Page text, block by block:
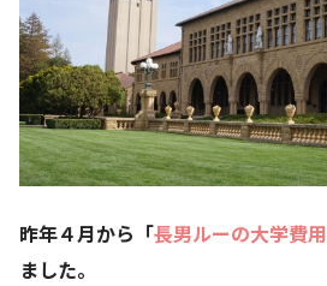
昨年４月から「長男ルーの大学費用
ました。